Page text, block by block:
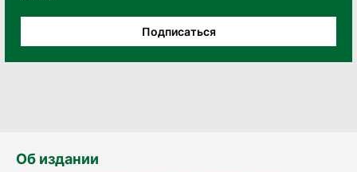
Подписаться
Об издании